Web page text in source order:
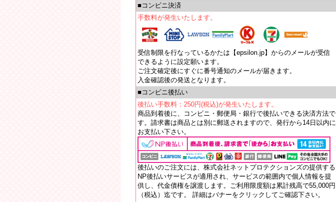
■コンビニ決済
手数料が発生いたします。
受信制限を行なっているかたは【epsilon.jp】からのメールが受信
できるように設定願います。
ご注文確定後にすぐに番号通知のメールが届きます。
入金確認後の発送となります。
■コンビニ後払い
後払い手数料：250円(税込)が発生いたします。
商品到着後に、コンビニ・郵便局・銀行で後払いできる決済方法で
す。請求書は商品とは別に郵送されますので、発行から14日以内に
お支払い下さい。
後払いのご注文には、株式会社ネットプロテクションズの提供する
NP後払いサービスが適用され、サービスの範囲内で個人情報を提
供し、代金債権を譲渡します。ご利用限度額は累計残高で55,000円
（税込）迄です。 詳細はバナーをクリックしてご確認下さい。